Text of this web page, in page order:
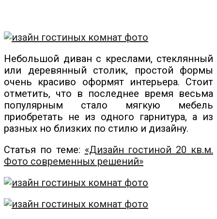
Небольшой диван с креслами, стеклянный
или деревянный столик, простой формы
очень красиво оформят интерьера. Стоит
отметить, что в последнее время весьма
популярным стало мягкую мебель
приобретать не из одного гарнитура, а из
разных но близких по стилю и дизайну.
Статья по теме: «Дизайн гостиной 20 кв.м.
Фото современных решений»